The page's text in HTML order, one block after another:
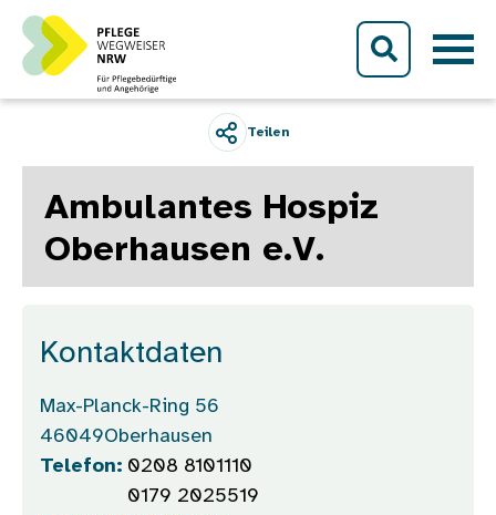
Direkt zum Inhalt
Teilen
Ambulantes Hospiz
Oberhausen e.V.
Kontaktdaten
Max-Planck-Ring 56
46049Oberhausen
Telefon: 0208 8101110
0179 2025519